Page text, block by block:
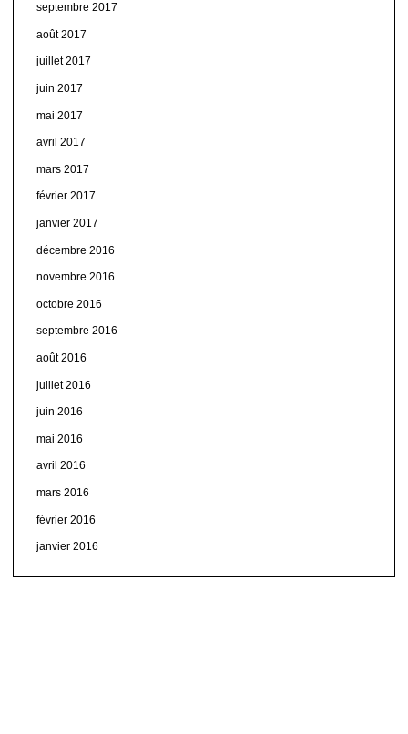
septembre 2017
août 2017
juillet 2017
juin 2017
mai 2017
avril 2017
mars 2017
février 2017
janvier 2017
décembre 2016
novembre 2016
octobre 2016
septembre 2016
août 2016
juillet 2016
juin 2016
mai 2016
avril 2016
mars 2016
février 2016
janvier 2016